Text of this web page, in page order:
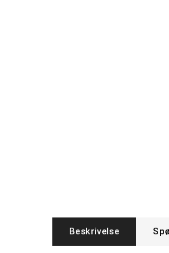
Beskrivelse